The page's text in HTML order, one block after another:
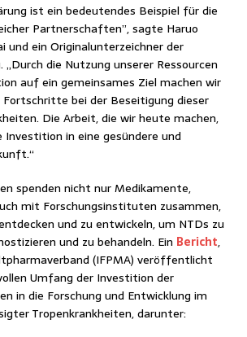
ist ein bedeutendes Beispiel für die
Partnerschaften”, sagte Haruo
und ein Originalunterzeichner der
„Durch die Nutzung unserer Ressourcen
auf ein gemeinsames Ziel machen wir
bei der Beseitigung dieser
Die Arbeit, die wir heute machen,
in eine gesündere und
spenden nicht nur Medikamente,
mit Forschungsinstituten zusammen,
und zu entwickeln, um NTDs zu
und zu behandeln. Ein Bericht,
(IFPMA) veröffentlicht
Umfang der Investition der
in die Forschung und Entwicklung im
Tropenkrankheiten, darunter: